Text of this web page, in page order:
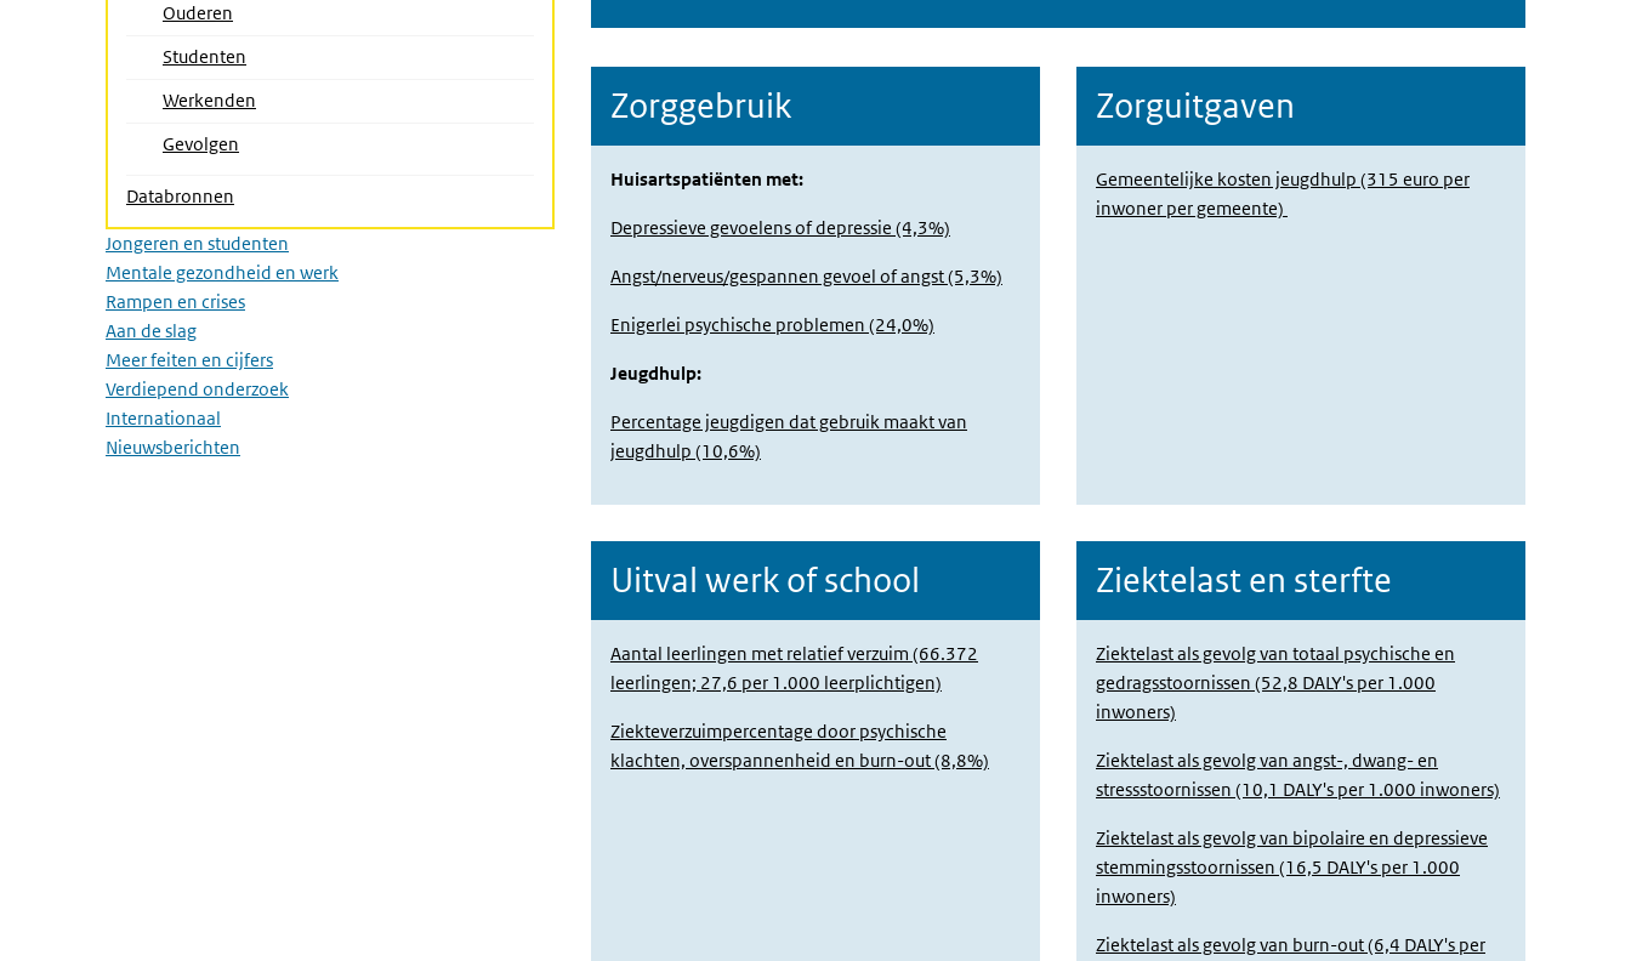
Ouderen
Studenten
Werkenden
Gevolgen
Databronnen
Jongeren en studenten
Mentale gezondheid en werk
Rampen en crises
Aan de slag
Meer feiten en cijfers
Verdiepend onderzoek
Internationaal
Nieuwsberichten
Zorggebruik
Huisartspatiënten met:
Depressieve gevoelens of depressie (4,3%)
Angst/nerveus/gespannen gevoel of angst (5,3%)
Enigerlei psychische problemen (24,0%)
Jeugdhulp:
Percentage jeugdigen dat gebruik maakt van
jeugdhulp (10,6%)
Zorguitgaven
Gemeentelijke kosten jeugdhulp (315 euro per
inwoner per gemeente)
Uitval werk of school
Aantal leerlingen met relatief verzuim (66.372
leerlingen; 27,6 per 1.000 leerplichtigen)
Ziekteverzuimpercentage door psychische
klachten, overspannenheid en burn-out (8,8%)
Ziektelast en sterfte
Ziektelast als gevolg van totaal psychische en
gedragsstoornissen (52,8 DALY's per 1.000
inwoners)
Ziektelast als gevolg van angst-, dwang- en
stressstoornissen (10,1 DALY's per 1.000 inwoners)
Ziektelast als gevolg van bipolaire en depressieve
stemmingsstoornissen (16,5 DALY's per 1.000
inwoners)
Ziektelast als gevolg van burn-out (6,4 DALY's per